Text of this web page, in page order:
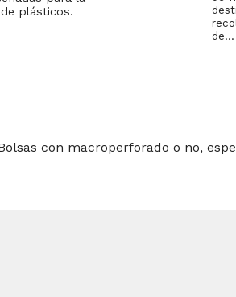
plásticos.
de…
con macroperforado o no,